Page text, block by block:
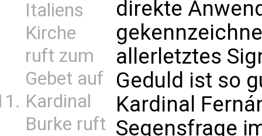
Italiens
Kirche
ruft zum
Gebet auf
Kardinal
Burke ruft
direkte
allerletztes
Geduld ist so
Kardinal
Segensfrage